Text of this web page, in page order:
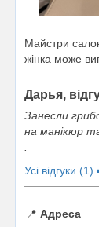
Майстри
жінка може
Дарья,
Занесли
на манікюр
Усі відгуки
📍 Адреса